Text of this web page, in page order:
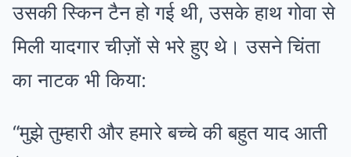
उसकी स्किन टैन हो गई थी, उसके हाथ गोवा से
मिली यादगार चीज़ों से भरे हुए थे। उसने चिंता
का नाटक भी किया:
“मुझे तुम्हारी और हमारे बच्चे की बहुत याद आती